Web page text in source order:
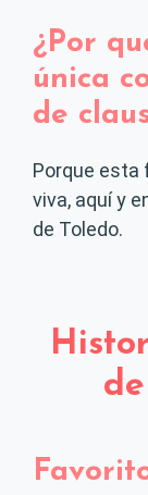
¿Por
única
de
Porque esta
viva, aquí y
de Toledo.